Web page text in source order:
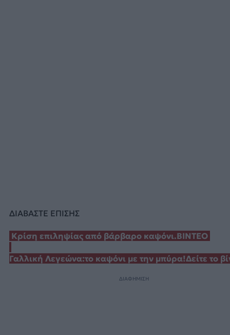
ΔΙΑΒΑΣΤΕ ΕΠΙΣΗΣ
Κρίση επιληψίας από βάρβαρο καψόνι.ΒΙΝΤΕΟ
Γαλλική Λεγεώνα:το καψόνι με την μπύρα!Δείτε το
ΔΙΑΦΗΜΙΣΗ